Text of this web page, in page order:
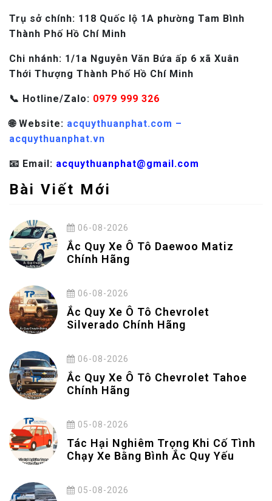
Trụ sở chính: 118 Quốc lộ 1A phường Tam Bình
Thành Phố Hồ Chí Minh
Chi nhánh: 1/1a Nguyễn Văn Bứa ấp 6 xã Xuân
Thới Thượng Thành Phố Hồ Chí Minh
📞 Hotline/Zalo: 0979 999 326
🌐 Website: acquythuanphat.com –
acquythuanphat.vn
📧 Email: acquythuanphat@gmail.com
Bài Viết Mới
06-08-2026
Ắc Quy Xe Ô Tô Daewoo Matiz
Chính Hãng
06-08-2026
Ắc Quy Xe Ô Tô Chevrolet
Silverado Chính Hãng
06-08-2026
Ắc Quy Xe Ô Tô Chevrolet Tahoe
Chính Hãng
05-08-2026
Tác Hại Nghiêm Trọng Khi Cố Tình
Chạy Xe Bằng Bình Ắc Quy Yếu
05-08-2026